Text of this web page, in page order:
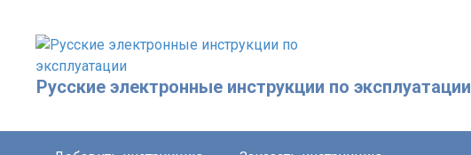
контенту
Русские электронные инструкции по эксплуатации